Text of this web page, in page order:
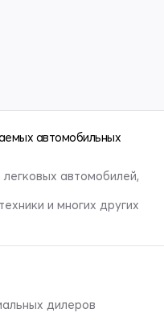
автомобильных
автомобилей,
и многих других
дилеров